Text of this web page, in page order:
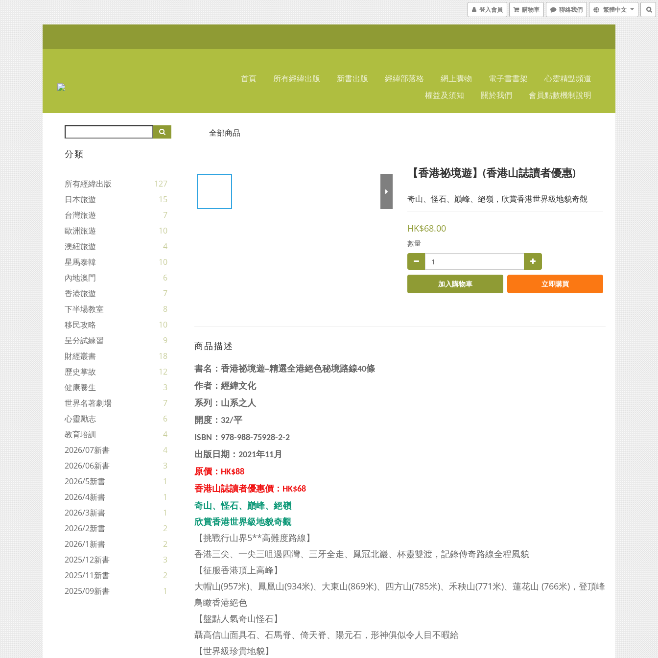
登入會員 購物車 聯絡我們 繁體中文
首頁 所有經緯出版 新書出版 經緯部落格 網上購物 電子書書架
心靈精點頻道
權益及須知
關於我們 會員點數機制說明
分類
所有經緯出版
127
日本旅遊
15
台灣旅遊
7
歐洲旅遊
10
澳紐旅遊
4
星馬泰韓
10
內地澳門
6
香港旅遊
7
下半場教室
8
移民攻略
10
呈分試練習
9
財經叢書
18
歷史掌故
12
健康養生
3
世界名著劇場
7
心靈勵志
6
教育培訓
4
2026/07新書
4
2026/06新書
3
2026/5新書
1
2026/4新書
1
2026/3新書
1
2026/2新書
2
2026/1新書
2
2025/12新書
3
2025/11新書
2
2025/09新書
1
全部商品
【香港祕境遊】(香港山誌讀者優惠)
奇山、怪石、巔峰、絕嶺，欣賞香港世界級地貌奇觀
HK$68.00
數量
加入購物車 立即購買
商品描述
書名： 香港祕境遊─精選全港絕色秘境路線40條
作者：經緯文化
系列： 山系之人
開度：32/平
ISBN： 978-988-75928-2-2
出版日期：2021年11月
原價：HK$88
香港山誌讀者優惠價：HK$68
奇山、怪石、巔峰、絕嶺
欣賞香港世界級地貌奇觀
【挑戰行山界5**高難度路線】
香港三尖、一尖三咀過四灣、三牙全走、鳳冠北巖、杯靈雙渡，記錄傳奇路線全程風貌
【征服香港頂上高峰】
大帽山(957米)、鳳凰山(934米)、大東山(869米)、四方山(785米)、禾秧山(771米)、蓮花山 (766米)，登頂峰
鳥瞰香港絕色
【盤點人氣奇山怪石】
聶高信山面具石、石馬脊、倚天脊、陽元石，形神俱似令人目不暇給
【世界級珍貴地貌】